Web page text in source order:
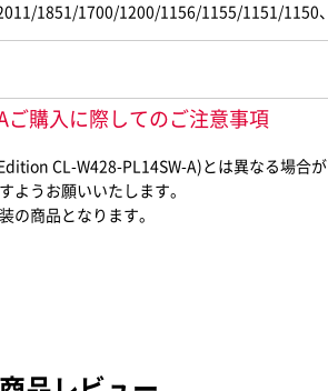
1851/1700/1200/1156/1155/1151/1150
ご購入に際してのご注意事項
CL-W428-PL14SW-A)とは異なる場合
うお願いいたします。
商品となります。